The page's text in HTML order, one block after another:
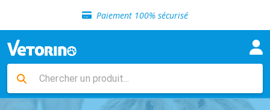
Paiement 100% sécurisé
Livraison gratuite en clinique vétérinaire
Sélection de croquettes vétérinaire
Livraison gratuite en clinique vétérinaire
Retour gratuit en clinique